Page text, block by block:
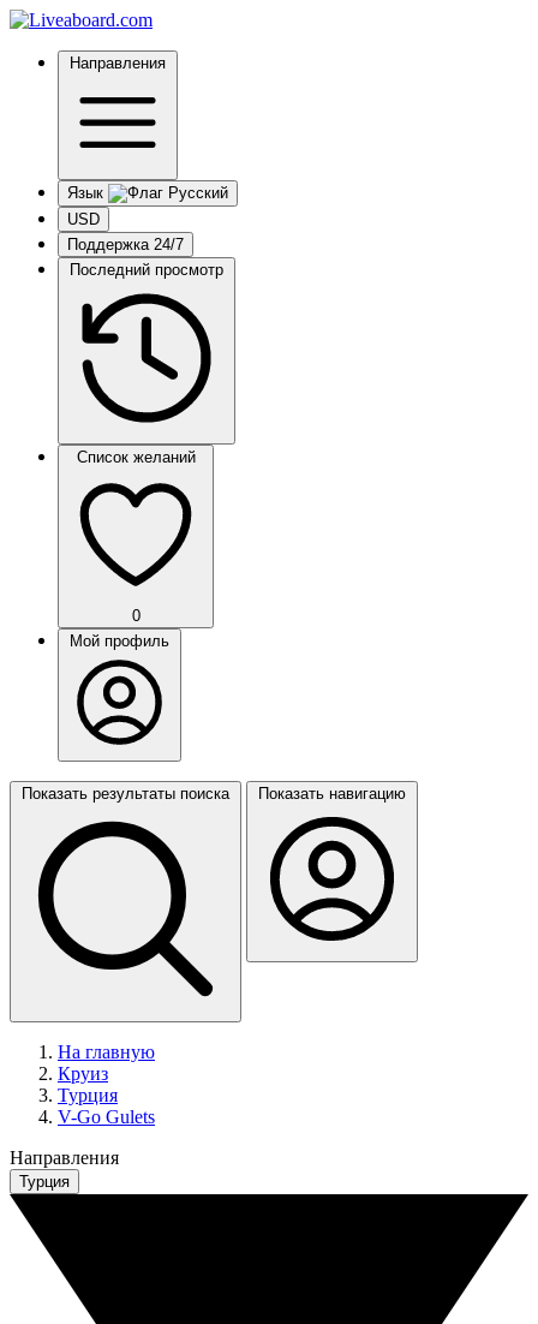
Направления
Язык
USD
Поддержка 24/7
Последний просмотр
Список желаний
0
Мой профиль
Показать результаты поиска Показать навигацию
На главную
Круиз
Турция
V-Go Gulets
Направления
Турция